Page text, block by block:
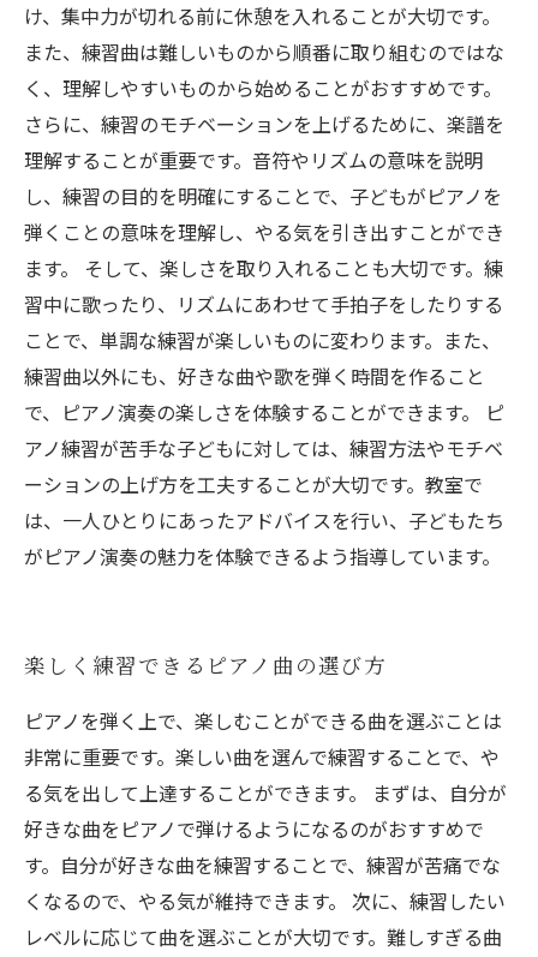
け、集中力が切れる前に休憩を入れることが大切です。
また、練習曲は難しいものから順番に取り組むのではな
く、理解しやすいものから始めることがおすすめです。
さらに、練習のモチベーションを上げるために、楽譜を
理解することが重要です。音符やリズムの意味を説明
し、練習の目的を明確にすることで、子どもがピアノを
弾くことの意味を理解し、やる気を引き出すことができ
ます。 そして、楽しさを取り入れることも大切です。練
習中に歌ったり、リズムにあわせて手拍子をしたりする
ことで、単調な練習が楽しいものに変わります。また、
練習曲以外にも、好きな曲や歌を弾く時間を作ること
で、ピアノ演奏の楽しさを体験することができます。 ピ
アノ練習が苦手な子どもに対しては、練習方法やモチベ
ーションの上げ方を工夫することが大切です。教室で
は、一人ひとりにあったアドバイスを行い、子どもたち
がピアノ演奏の魅力を体験できるよう指導しています。
楽しく練習できるピアノ曲の選び方
ピアノを弾く上で、楽しむことができる曲を選ぶことは
非常に重要です。楽しい曲を選んで練習することで、や
る気を出して上達することができます。 まずは、自分が
好きな曲をピアノで弾けるようになるのがおすすめで
す。自分が好きな曲を練習することで、練習が苦痛でな
くなるので、やる気が維持できます。 次に、練習したい
レベルに応じて曲を選ぶことが大切です。難しすぎる曲